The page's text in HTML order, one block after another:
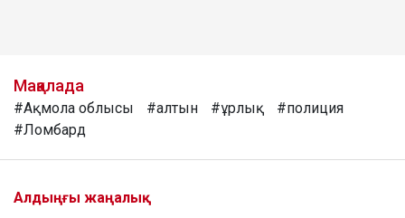
Мақалада
#Ақмола облысы #алтын #ұрлық
#полиция
#Ломбард
Алдыңғы жаңалық